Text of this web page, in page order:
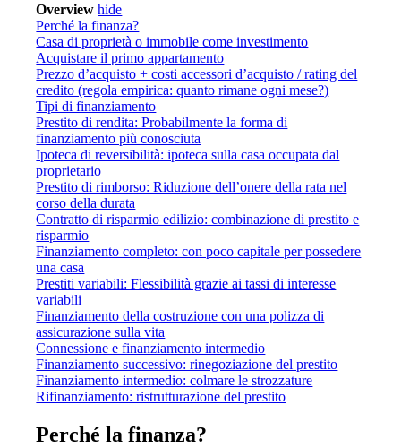
Overview hide
Perché la finanza?
Casa di proprietà o immobile come investimento
Acquistare il primo appartamento
Prezzo d’acquisto + costi accessori d’acquisto / rating del
credito (regola empirica: quanto rimane ogni mese?)
Tipi di finanziamento
Prestito di rendita: Probabilmente la forma di
finanziamento più conosciuta
Ipoteca di reversibilità: ipoteca sulla casa occupata dal
proprietario
Prestito di rimborso: Riduzione dell’onere della rata nel
corso della durata
Contratto di risparmio edilizio: combinazione di prestito e
risparmio
Finanziamento completo: con poco capitale per possedere
una casa
Prestiti variabili: Flessibilità grazie ai tassi di interesse
variabili
Finanziamento della costruzione con una polizza di
assicurazione sulla vita
Connessione e finanziamento intermedio
Finanziamento successivo: rinegoziazione del prestito
Finanziamento intermedio: colmare le strozzature
Rifinanziamento: ristrutturazione del prestito
Perché la finanza?